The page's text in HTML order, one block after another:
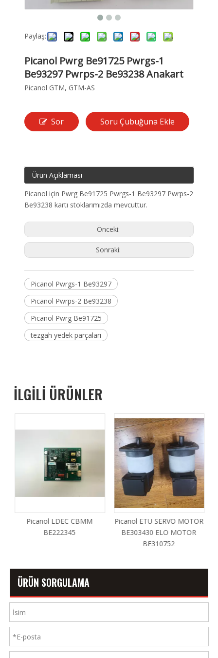
Paylaş:
Picanol Pwrg Be91725 Pwrgs-1
Be93297 Pwrps-2 Be93238 Anakart
Picanol GTM, GTM-AS
Sor Soru Çubuğuna Ekle
Ürün Açıklaması
Picanol için Pwrg Be91725 Pwrgs-1 Be93297 Pwrps-2
Be93238 kartı stoklarımızda mevcuttur.
Önceki:
Sonraki:
Picanol Pwrgs-1 Be93297
Picanol Pwrps-2 Be93238
Picanol Pwrg Be91725
tezgah yedek parçaları
İLGİLİ ÜRÜNLER
Picanol LDEC CBMM
BE222345
Picanol ETU SERVO MOTOR
BE303430 ELO MOTOR
BE310752
ÜRÜN SORGULAMA